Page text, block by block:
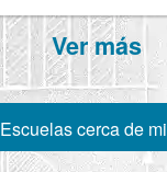
Ver más
Escuelas cerca de mi